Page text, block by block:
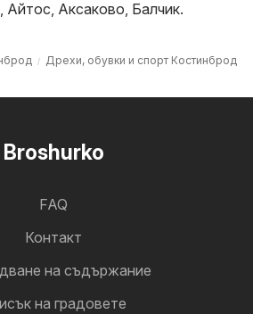
, Айтос, Аксаково, Балчик.
Дрехи, обувки и спорт Костинброд
Broshurko
FAQ
Контакт
на съдържание
на градовете